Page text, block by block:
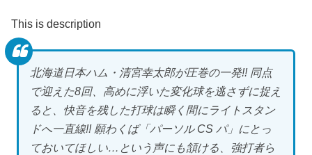
This is description
北海道日本ハム・清宮幸太郎が圧巻の一発!! 同点
で迎えた8回、高めに浮いた変化球を逃さずに捉え
ると、快音を残した打球は瞬く間にライトスタン
ドへ一直線!! 願わくば「パーソル CS パ」にとっ
ておいてほしい…という声にも頷ける、強打者ら